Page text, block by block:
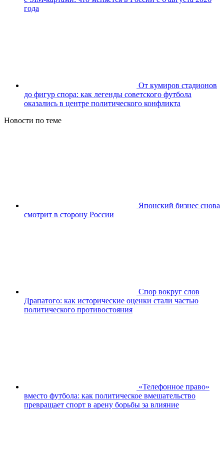
года
От кумиров стадионов
до фигур спора: как легенды советского футбола
оказались в центре политического конфликта
Новости по теме
Японский бизнес снова
смотрит в сторону России
Спор вокруг слов
Драпатого: как исторические оценки стали частью
политического противостояния
«Телефонное право»
вместо футбола: как политическое вмешательство
превращает спорт в арену борьбы за влияние